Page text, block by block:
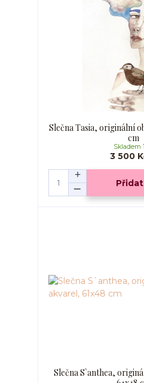
Slečna Tasia, originální
cm
3 500
Skladem
Slečna S`anthea,